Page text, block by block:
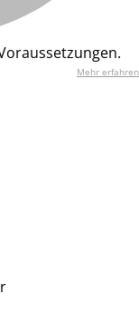
Mehr erfahren